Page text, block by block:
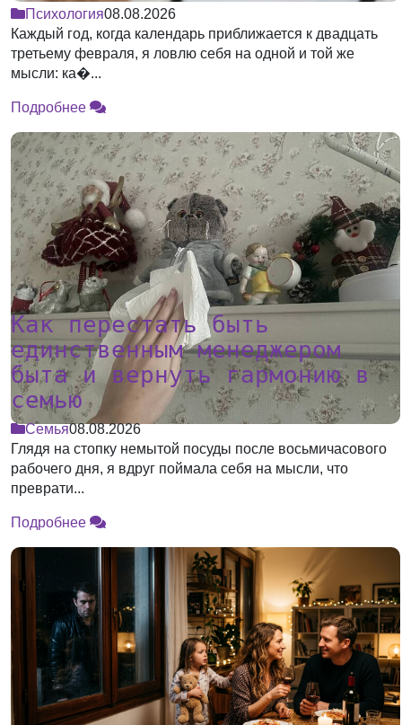
Психология08.08.2026
Каждый год, когда календарь приближается к двадцать
третьему февраля, я ловлю себя на одной и той же
мысли: ка�...
Подробнее
Как перестать быть
единственным менеджером
быта и вернуть гармонию в
семью
Семья08.08.2026
Глядя на стопку немытой посуды после восьмичасового
рабочего дня, я вдруг поймала себя на мысли, что
преврати...
Подробнее